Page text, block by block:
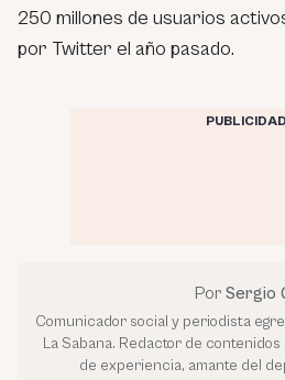
250 millones de usuarios
por Twitter el año pasado.
PUBLICIDAD
Por Sergio
Comunicador social y periodista
La Sabana. Redactor de
de experiencia, amante del